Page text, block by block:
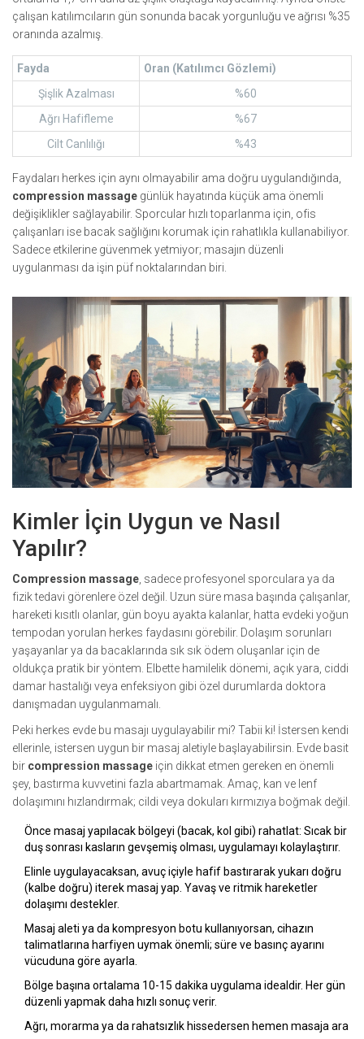
çalışan katılımcıların gün sonunda bacak yorgunluğu ve ağrısı %35
oranında azalmış.
Fayda
Oran (Katılımcı Gözlemi)
Şişlik Azalması
%60
Ağrı Hafifleme
%67
Cilt Canlılığı
%43
Faydaları herkes için aynı olmayabilir ama doğru uygulandığında,
compression massage günlük hayatında küçük ama önemli
değişiklikler sağlayabilir. Sporcular hızlı toparlanma için, ofis
çalışanları ise bacak sağlığını korumak için rahatlıkla kullanabiliyor.
Sadece etkilerine güvenmek yetmiyor; masajın düzenli
uygulanması da işin püf noktalarından biri.
Kimler İçin Uygun ve Nasıl
Yapılır?
Compression massage, sadece profesyonel sporculara ya da
fizik tedavi görenlere özel değil. Uzun süre masa başında çalışanlar,
hareketi kısıtlı olanlar, gün boyu ayakta kalanlar, hatta evdeki yoğun
tempodan yorulan herkes faydasını görebilir. Dolaşım sorunları
yaşayanlar ya da bacaklarında sık sık ödem oluşanlar için de
oldukça pratik bir yöntem. Elbette hamilelik dönemi, açık yara, ciddi
damar hastalığı veya enfeksiyon gibi özel durumlarda doktora
danışmadan uygulanmamalı.
Peki herkes evde bu masajı uygulayabilir mi? Tabii ki! İstersen kendi
ellerinle, istersen uygun bir masaj aletiyle başlayabilirsin. Evde basit
bir compression massage için dikkat etmen gereken en önemli
şey, bastırma kuvvetini fazla abartmamak. Amaç, kan ve lenf
dolaşımını hızlandırmak; cildi veya dokuları kırmızıya boğmak değil.
Önce masaj yapılacak bölgeyi (bacak, kol gibi) rahatlat: Sıcak bir
duş sonrası kasların gevşemiş olması, uygulamayı kolaylaştırır.
Elinle uygulayacaksan, avuç içiyle hafif bastırarak yukarı doğru
(kalbe doğru) iterek masaj yap. Yavaş ve ritmik hareketler
dolaşımı destekler.
Masaj aleti ya da kompresyon botu kullanıyorsan, cihazın
talimatlarına harfiyen uymak önemli; süre ve basınç ayarını
vücuduna göre ayarla.
Bölge başına ortalama 10-15 dakika uygulama idealdir. Her gün
düzenli yapmak daha hızlı sonuç verir.
Ağrı, morarma ya da rahatsızlık hissedersen hemen masaja ara